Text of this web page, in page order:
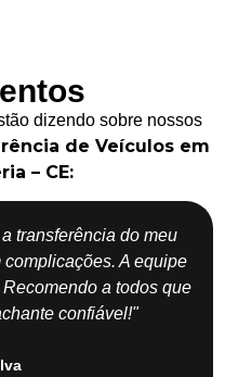
dizendo sobre nossos
de Veículos em
– CE:
transferência do meu
A equipe
a todos que
confiável!"